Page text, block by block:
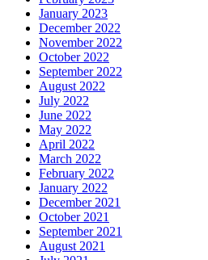
January 2023
December 2022
November 2022
October 2022
September 2022
August 2022
July 2022
June 2022
May 2022
April 2022
March 2022
February 2022
January 2022
December 2021
October 2021
September 2021
August 2021